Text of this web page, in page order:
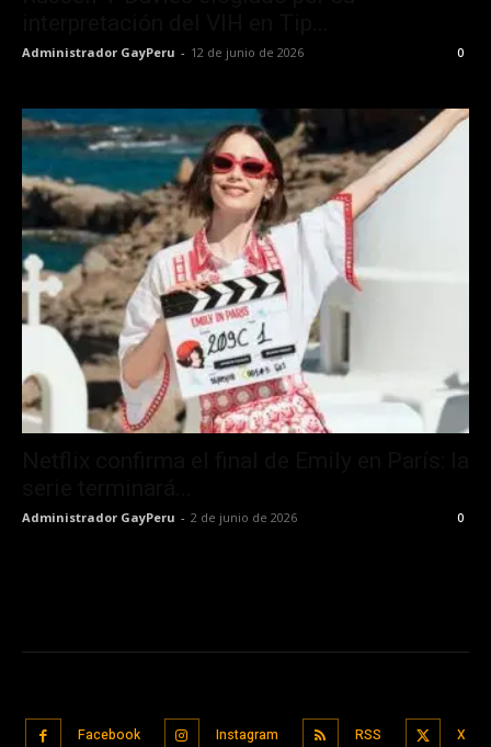
Administrador GayPeru - 12 de junio de 2026 0
Administrador GayPeru - 2 de junio de 2026 0
Facebook Instagram RSS X